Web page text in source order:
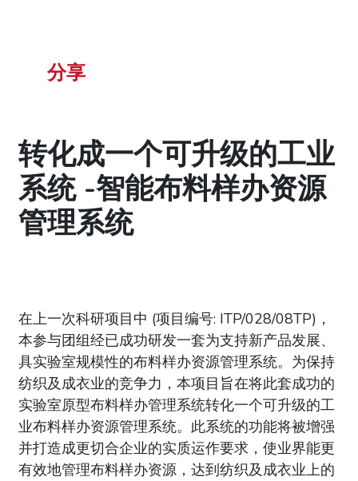
分享
转化成一个可升级的工业
系统 -智能布料样办资源
管理系统
在上一次科研项目中 (项目编号: ITP/028/08TP)，
本参与团组经已成功研发一套为支持新产品发展、
具实验室规模性的布料样办资源管理系统。为保持
纺织及成衣业的竞争力，本项目旨在将此套成功的
实验室原型布料样办管理系统转化一个可升级的工
业布料样办资源管理系统。此系统的功能将被增强
并打造成更切合企业的实质运作要求，使业界能更
有效地管理布料样办资源，达到纺织及成衣业上的